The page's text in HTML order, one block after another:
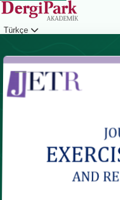
Türkçe